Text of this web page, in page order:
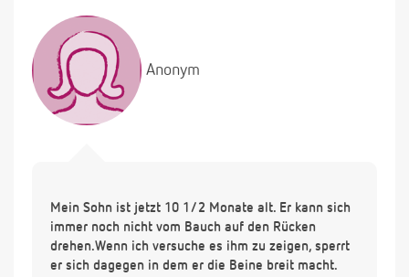
Anonym
Mein Sohn ist jetzt 10 1/2 Monate alt. Er kann sich
immer noch nicht vom Bauch auf den Rücken
drehen.Wenn ich versuche es ihm zu zeigen, sperrt
er sich dagegen in dem er die Beine breit macht.